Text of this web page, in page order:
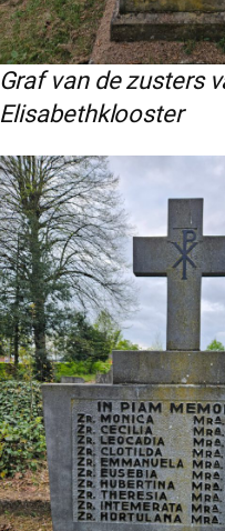
Graf van de zusters
Elisabethklooster